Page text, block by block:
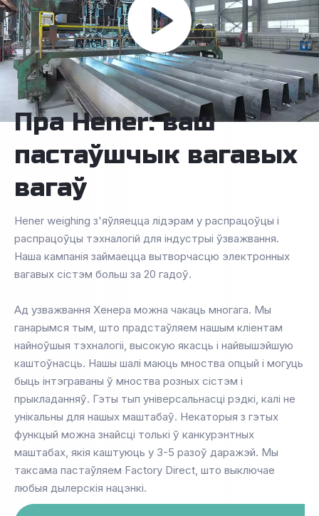
Пра Hener: ваш
пастаўшчык вагавых
вагаў
Hener weighing з'яўляецца лідэрам у распрацоўцы і
распрацоўцы тэхналогій для індустрыі ўзважвання.
Наша кампанія займаецца вытворчасцю электронных
вагавых сістэм больш за 20 гадоў.
Ад узважвання Хенера можна чакаць многага. Мы
ганарымся тым, што прадстаўляем нашым кліентам
найноўшыя тэхналогіі, высокую якасць і найвышэйшую
каштоўнасць. Нашы шалі маюць мноства опцый і могуць
быць інтэграваны ў мноства розных сістэм і
прыкладанняў. Гэты тып універсальнасці рэдкі, калі не
унікальны для нашых маштабаў. Некаторыя з гэтых
функцый можна знайсці толькі ў канкурэнтных
маштабах, якія каштуюць у 3-5 разоў даражэй. Мы
таксама пастаўляем Factory Direct, што выключае
любыя дылерскія нацэнкі.